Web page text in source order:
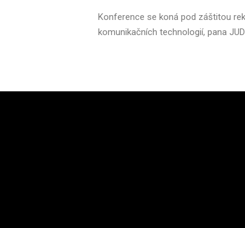
Konference se koná pod záštitou
komunikačních technologií, pana